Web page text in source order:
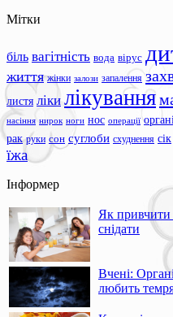
Мітки
біль вагітність вода вірус
життя жінки залози запалення
листя ліки лікування
насіння нирок ноги нос операції
рак руки сон суглоби схуднення сік
їжа
Інформер
Як привчити
снідати
Вчені:
любить